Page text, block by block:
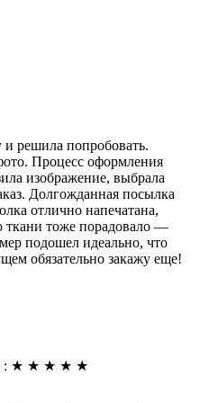
и решила попробовать.
Процесс оформления
изображение, выбрала
Долгожданная посылка
отлично напечатана,
ткани тоже порадовало —
подошел идеально, что
обязательно закажу еще!
: ★ ★ ★ ★ ★